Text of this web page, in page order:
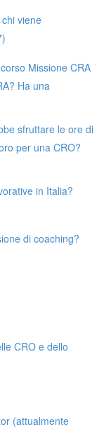
viene
Missione CRA
Ha una
sfruttare le ore di
per una CRO?
in Italia?
di coaching?
CRO e dello
(attualmente